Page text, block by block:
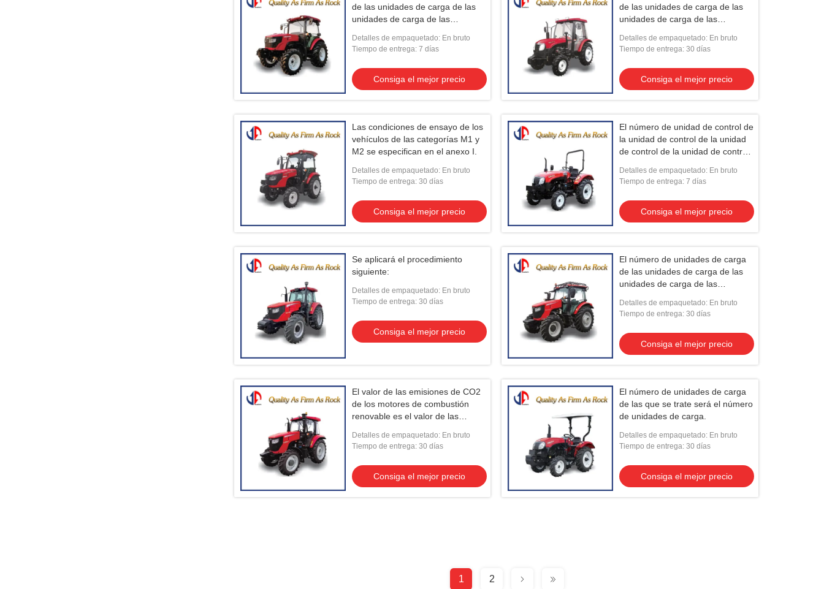
de las unidades de carga de las
unidades de carga de las
unidades de carga de las
unidades de carga de las
unidades de carga de las
unidades de carga de las
unidades de carga de las
unidades de carga.
Detalles de empaquetado: En bruto
Tiempo de entrega: 7 días
Consiga el mejor precio
de las unidades de carga de las
unidades de carga de las
unidades de carga de las
unidades de carga de las
unidades de carga de las
unidades de carga de las
unidades de carga.
Detalles de empaquetado: En bruto
Tiempo de entrega: 30 días
Consiga el mejor precio
Las condiciones de ensayo de los
vehículos de las categorías M1 y
M2 se especifican en el anexo I.
Detalles de empaquetado: En bruto
Tiempo de entrega: 30 días
Consiga el mejor precio
El número de unidad de control de
la unidad de control de la unidad
de control de la unidad de control
unidad de control de la unidad de
control.
Detalles de empaquetado: En bruto
Tiempo de entrega: 7 días
Consiga el mejor precio
Se aplicará el procedimiento
siguiente:
Detalles de empaquetado: En bruto
Tiempo de entrega: 30 días
Consiga el mejor precio
El número de unidades de carga
de las unidades de carga de las
unidades de carga de las
unidades de carga de las
unidades de carga de las
unidades de carga de las
unidades de carga de las
unidades de carga de las
Detalles de empaquetado: En bruto
Tiempo de entrega: 30 días
Consiga el mejor precio
El valor de las emisiones de CO2
de los motores de combustión
renovable es el valor de las
de combustión renovable.
Detalles de empaquetado: En bruto
Tiempo de entrega: 30 días
Consiga el mejor precio
El número de unidades de carga
de las que se trate será el número
de unidades de carga.
Detalles de empaquetado: En bruto
Tiempo de entrega: 30 días
Consiga el mejor precio
1 2